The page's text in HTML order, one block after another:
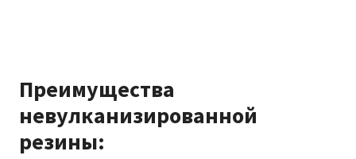
Преимущества
невулканизированной
резины: